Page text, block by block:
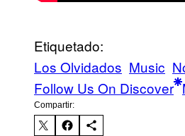
Etiquetado:
Los Olvidados Music
Follow Us On Discover
Compartir: